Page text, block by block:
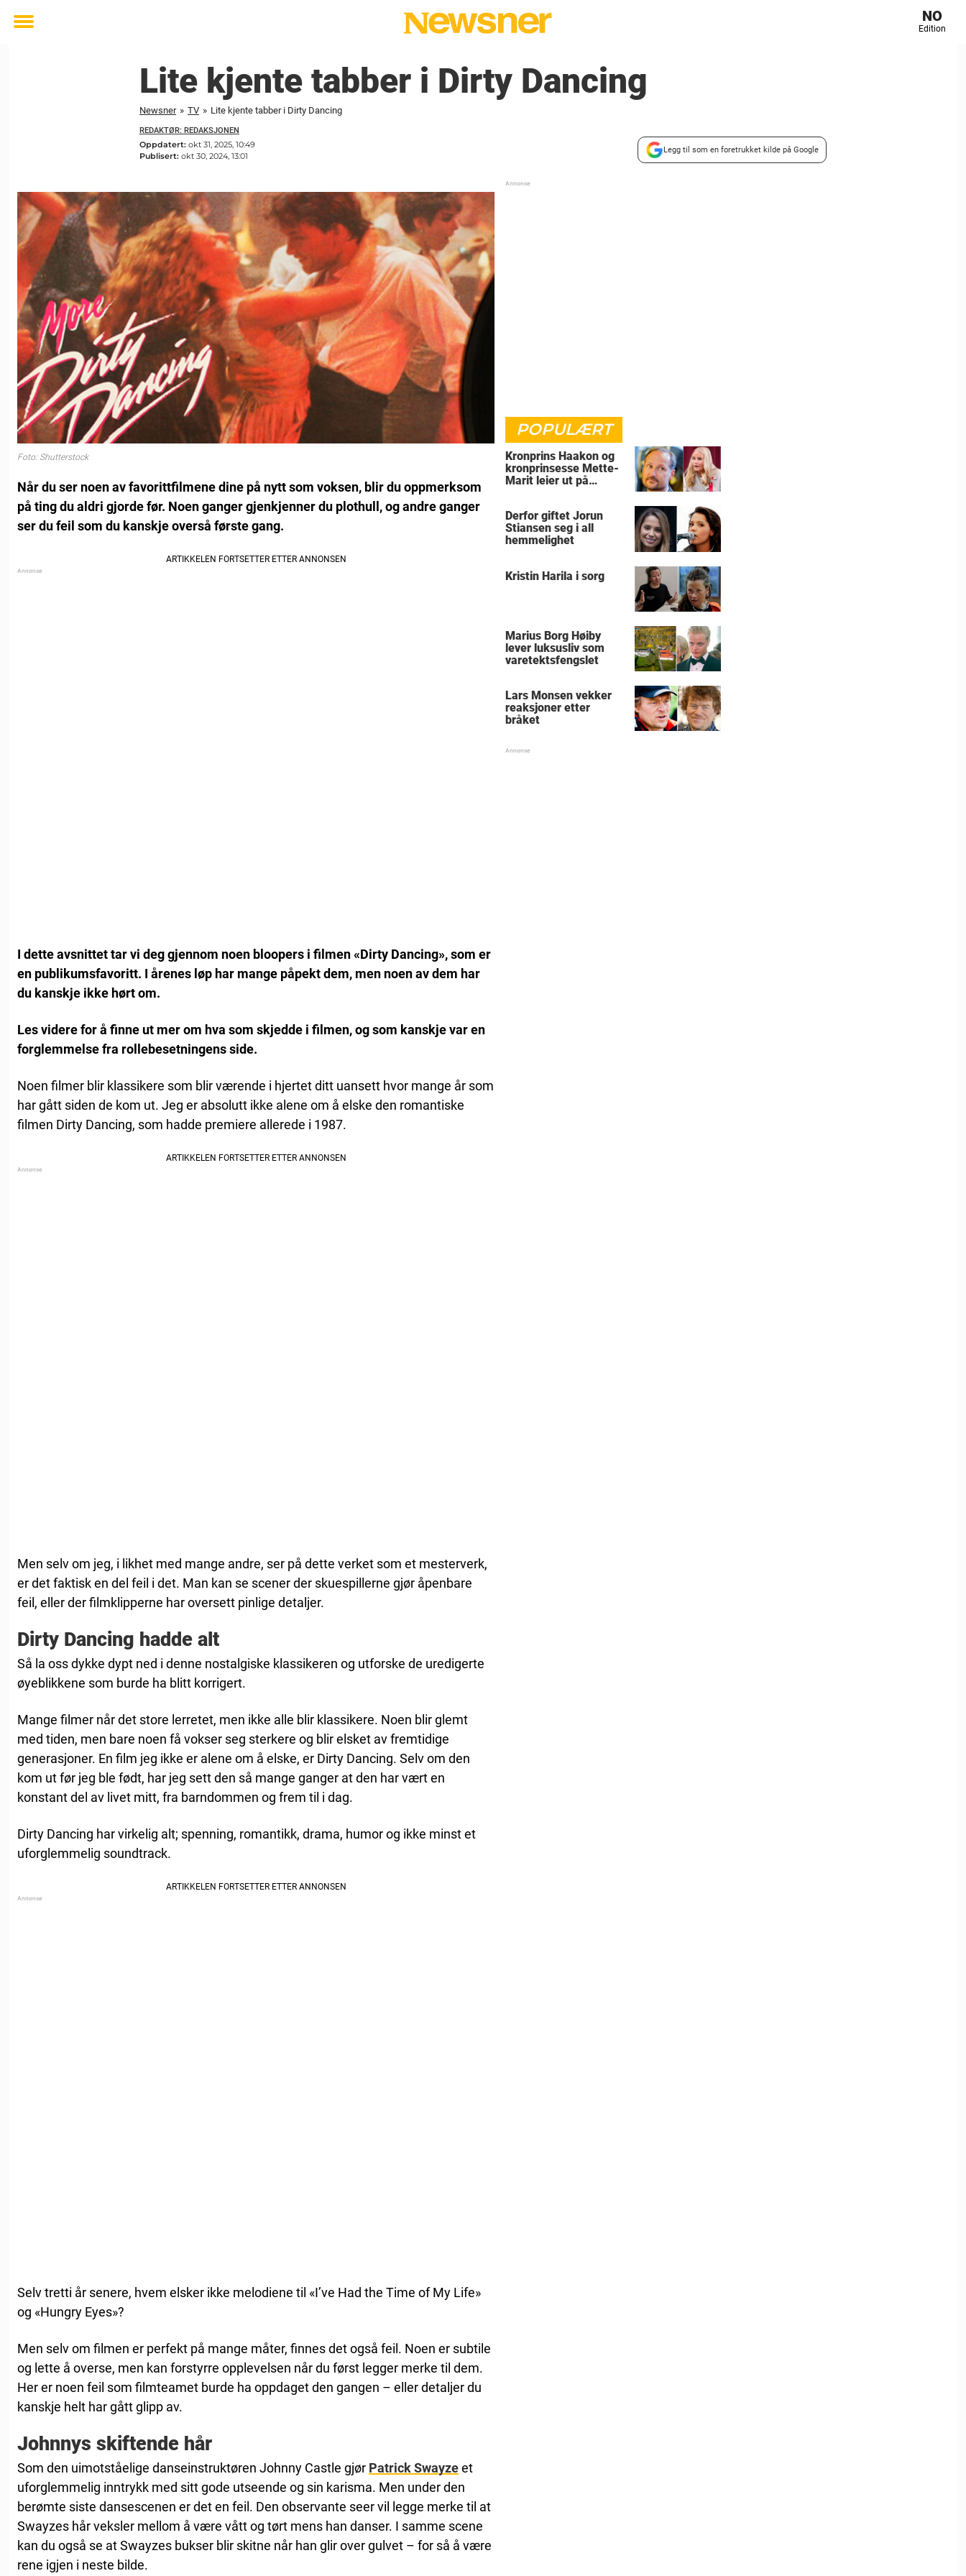
Toggle
NO
Edition
Lite kjente tabber i Dirty Dancing
Newsner » TV » Lite kjente tabber i Dirty Dancing
REDAKTØR: REDAKSJONEN
Oppdatert: okt 31, 2025, 10:49
Publisert: okt 30, 2024, 13:01
Legg til som en foretrukket kilde på Google
Foto: Shutterstock
Når du ser noen av favorittfilmene dine på nytt som voksen, blir du oppmerksom
på ting du aldri gjorde før. Noen ganger gjenkjenner du plothull, og andre ganger
ser du feil som du kanskje overså første gang.
I dette avsnittet tar vi deg gjennom noen bloopers i filmen «Dirty Dancing», som er
en publikumsfavoritt. I årenes løp har mange påpekt dem, men noen av dem har
du kanskje ikke hørt om.
Les videre for å finne ut mer om hva som skjedde i filmen, og som kanskje var en
forglemmelse fra rollebesetningens side.
Noen filmer blir klassikere som blir værende i hjertet ditt uansett hvor mange år som
har gått siden de kom ut. Jeg er absolutt ikke alene om å elske den romantiske
filmen Dirty Dancing, som hadde premiere allerede i 1987.
Men selv om jeg, i likhet med mange andre, ser på dette verket som et mesterverk,
er det faktisk en del feil i det. Man kan se scener der skuespillerne gjør åpenbare
feil, eller der filmklipperne har oversett pinlige detaljer.
Dirty Dancing hadde alt
Så la oss dykke dypt ned i denne nostalgiske klassikeren og utforske de uredigerte
øyeblikkene som burde ha blitt korrigert.
Mange filmer når det store lerretet, men ikke alle blir klassikere. Noen blir glemt
med tiden, men bare noen få vokser seg sterkere og blir elsket av fremtidige
generasjoner. En film jeg ikke er alene om å elske, er Dirty Dancing. Selv om den
kom ut før jeg ble født, har jeg sett den så mange ganger at den har vært en
konstant del av livet mitt, fra barndommen og frem til i dag.
Dirty Dancing har virkelig alt; spenning, romantikk, drama, humor og ikke minst et
uforglemmelig soundtrack.
Selv tretti år senere, hvem elsker ikke melodiene til «I’ve Had the Time of My Life»
og «Hungry Eyes»?
Men selv om filmen er perfekt på mange måter, finnes det også feil. Noen er subtile
og lette å overse, men kan forstyrre opplevelsen når du først legger merke til dem.
Her er noen feil som filmteamet burde ha oppdaget den gangen – eller detaljer du
kanskje helt har gått glipp av.
Johnnys skiftende hår
Som den uimotståelige danseinstruktøren Johnny Castle gjør Patrick Swayzeet
uforglemmelig inntrykk med sitt gode utseende og sin karisma. Men under den
berømte siste dansescenen er det en feil. Den observante seer vil legge merke til at
Swayzes hår veksler mellom å være vått og tørt mens han danser. I samme scene
kan du også se at Swayzes bukser blir skitne når han glir over gulvet – for så å være
rene igjen i neste bilde.
POPULÆRT
Kronprins Haakon og
kronprinsesse Mette-
Marit leier ut på
Derfor giftet Jorun
Stiansen seg i all
hemmelighet
Kristin Harila i sorg
Marius Borg Høiby
lever luksusliv som
varetektsfengslet
Lars Monsen vekker
reaksjoner etter
bråket